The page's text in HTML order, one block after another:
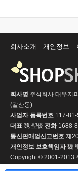
회사소개 개인정보
회사명 주식회사 대우지
(갈산동)
사업자 등록번호 117-
대표 魏 聖優 전화1688-
통신판매업신고번호 제
개인정보 보호책임자魏
Copyright © 2001-2013